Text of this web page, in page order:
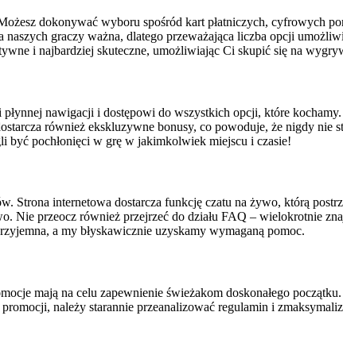
dokonywać wyboru spośród kart płatniczych, cyfrowych
graczy ważna, dlatego przeważająca liczba opcji
i najbardziej skuteczne, umożliwiając Ci skupić się na
nawigacji i dostępowi do wszystkich opcji, które
również ekskluzywne bonusy, co powoduje, że nigdy nie
być pochłonięci w grę w jakimkolwiek miejscu i czasie!
Strona internetowa dostarcza funkcję czatu na żywo, którą
przeocz również przejrzeć do działu FAQ – wielokrotnie
a my błyskawicznie uzyskamy wymaganą pomoc.
mają na celu zapewnienie świeżakom doskonałego
należy starannie przeanalizować regulamin i